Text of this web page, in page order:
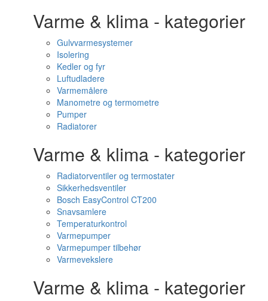
Varme & klima - kategorier
Gulvvarmesystemer
Isolering
Kedler og fyr
Luftudladere
Varmemålere
Manometre og termometre
Pumper
Radiatorer
Varme & klima - kategorier
Radiatorventiler og termostater
Sikkerhedsventiler
Bosch EasyControl CT200
Snavsamlere
Temperaturkontrol
Varmepumper
Varmepumper tilbehør
Varmevekslere
Varme & klima - kategorier